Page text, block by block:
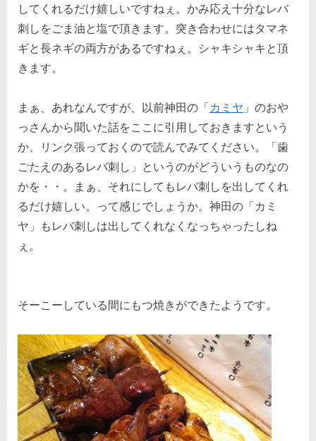
してくれるだけ嬉しいですねぇ。かみ応え十分なレバ
刺しをごま油と塩で頂きます。突き合わせにはタマネ
ギと長ネギの両方があるですねぇ。シャキシャキと頂
きます。
まぁ、あれなんですが、以前神田の「カミヤ 」のおや
っさんから聞いた話をここに引用しておきますという
か、リンク張っておくので読んでみてください。「歯
ごたえのあるレバ刺し」というのがどういうものなの
かを・・。まぁ、それにしてもレバ刺しを出してくれ
るだけ嬉しい。って感じでしょうか。神田の「カミ
ヤ」もレバ刺しは出してくれなくなっちゃったしね
ぇ。
そーこーしている間にもつ焼きができたようです。